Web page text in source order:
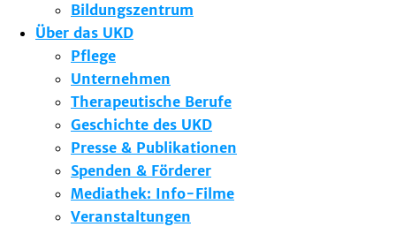
Bildungszentrum
Über das UKD
Pflege
Unternehmen
Therapeutische Berufe
Geschichte des UKD
Presse & Publikationen
Spenden & Förderer
Mediathek: Info-Filme
Veranstaltungen